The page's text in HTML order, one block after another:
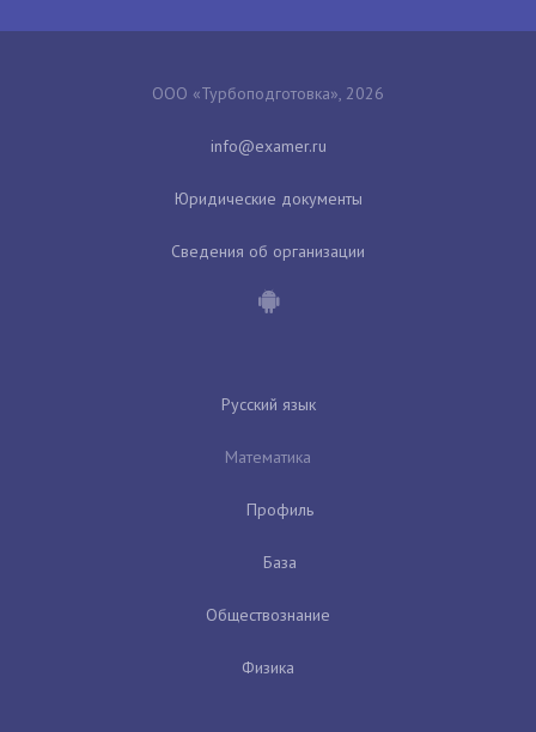
ООО «Турбоподготовка», 2026
Юридические документы
Сведения об организации
Русский язык
Математика
Профиль
База
Обществознание
Физика